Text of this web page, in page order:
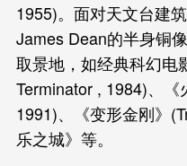
1955)。面对天文台建
James Dean的半身铜
取景地，如经典科幻电
Terminator , 1984)、
1991)、《变形金刚》
乐之城》等。